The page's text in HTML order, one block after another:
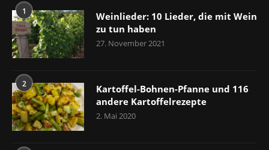
1
Weinlieder: 10 Lieder, die mit Wein
zu tun haben
27. November 2021
2
Kartoffel-Bohnen-Pfanne und 116
andere Kartoffelrezepte
2. Mai 2020